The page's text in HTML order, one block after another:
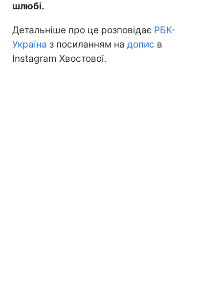
шлюбі.
Детальніше про це розповідає РБК-
Україна з посиланням на допис в
Instagram Хвостової.